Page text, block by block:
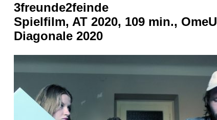
3freunde2feinde
Spielfilm, AT 2020, 109 min., OmeU
Diagonale 2020